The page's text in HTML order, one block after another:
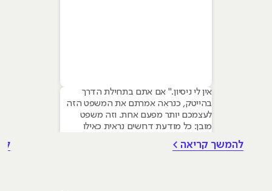
אין לי ניסיון." אם אתם בתחילת הדרך
בהייטק, כנראה אמרתם את המשפט הזה
לעצמכם יותר מפעם אחת. וזה משפט
מובן: כל מודעת דרושים נראית כאילו
כבר נגע במוצר אמיתי, כבר צבר ביטחון.
להמשך קריאה >